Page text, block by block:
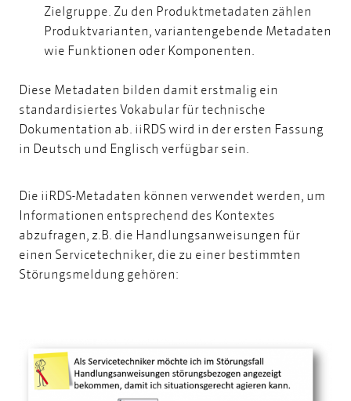
Zielgruppe. Zu den Produktmetadaten zählen
Produktvarianten, variantengebende Metadaten
wie Funktionen oder Komponenten.
Diese Metadaten bilden damit erstmalig ein
standardisiertes Vokabular für technische
Dokumentation ab. iiRDS wird in der ersten Fassung
in Deutsch und Englisch verfügbar sein.
Die iiRDS-Metadaten können verwendet werden, um
Informationen entsprechend des Kontextes
abzufragen, z.B. die Handlungsanweisungen für
einen Servicetechniker, die zu einer bestimmten
Störungsmeldung gehören: